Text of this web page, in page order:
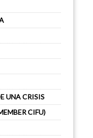
UNA CRISIS
CIFU)